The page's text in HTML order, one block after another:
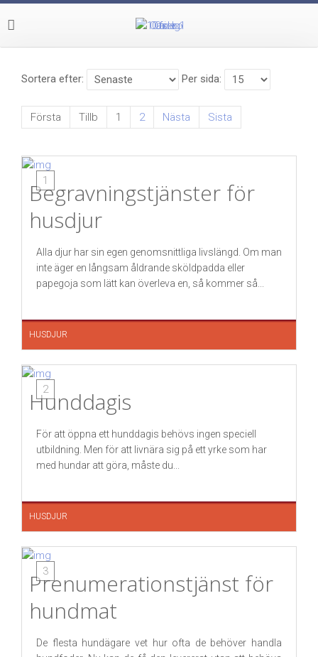
Sortera efter Per sida
Första Tillb 1 2 Nästa Sista
1
Begravningstjänster för
husdjur
Alla djur har sin egen genomsnittliga livslängd. Om man
inte äger en långsam åldrande sköldpadda eller
papegoja som lätt kan överleva en, så kommer så...
HUSDJUR
2
Hunddagis
För att öppna ett hunddagis behövs ingen speciell
utbildning. Men för att livnära sig på ett yrke som har
med hundar att göra, måste du...
HUSDJUR
3
Prenumerationstjänst för
hundmat
De flesta hundägare vet hur ofta de behöver handla